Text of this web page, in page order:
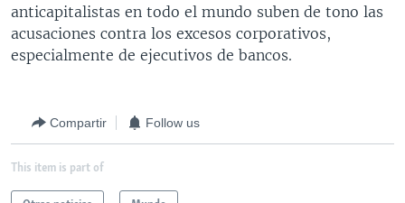
anticapitalistas en todo el mundo suben de tono las
acusaciones contra los excesos corporativos,
especialmente de ejecutivos de bancos.
Compartir Follow us
This item is part of